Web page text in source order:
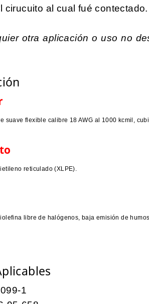
cirucuito al cual fué contectado.
otra aplicación o uso no
suave flexible calibre 18 AWG al 1000 kcmil,
reticulado (XLPE).
libre de halógenos, baja emisión de
1